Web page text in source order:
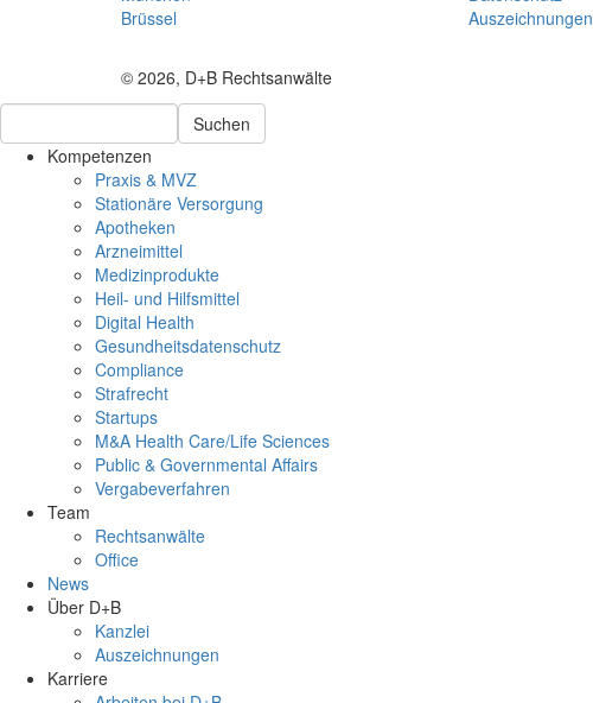
Brüssel
Auszeichnungen
© 2026, D+B Rechtsanwälte
Suchen
Kompetenzen
Praxis & MVZ
Stationäre Versorgung
Apotheken
Arzneimittel
Medizinprodukte
Heil- und Hilfsmittel
Digital Health
Gesundheitsdatenschutz
Compliance
Strafrecht
Startups
M&A Health Care/Life Sciences
Public & Governmental Affairs
Vergabeverfahren
Team
Rechtsanwälte
Office
News
Über D+B
Kanzlei
Auszeichnungen
Karriere